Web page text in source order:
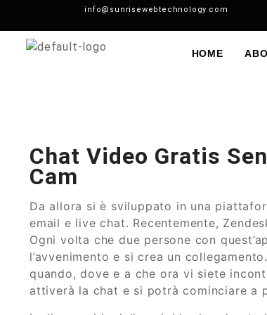
info@sunrisewebtechnology.com
HOME
Chat Video Gratis
Cam
Da allora si è sviluppato in una
email e live chat. Recentemente,
Ogni volta che due persone con
l’avvenimento e si crea un
quando, dove e a che ora vi siete
attiverà la chat e si potrà cominciare a